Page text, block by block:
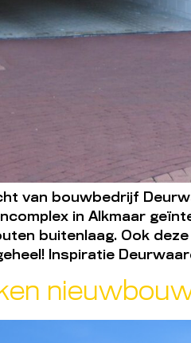
van bouwbedrijf
in Alkmaar
buitenlaag. Ook
Inspiratie